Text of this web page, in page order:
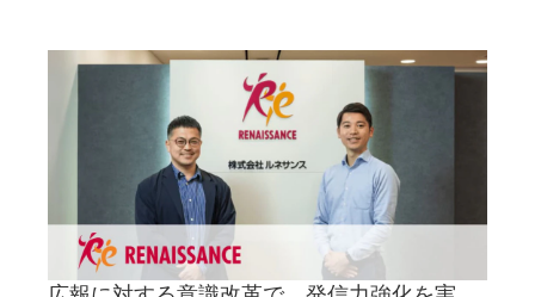
導入事例
料金プラン
セミナー
お役立ち情報